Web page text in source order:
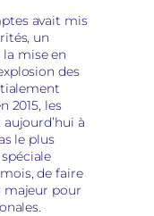
avait mis
un
mise en
des
2015, les
à
le plus
de faire
majeur pour